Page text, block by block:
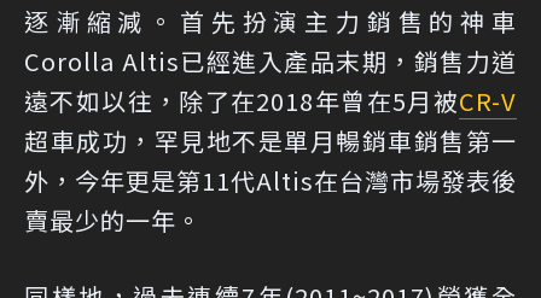
逐漸縮減。首先扮演主力銷售的神車
Corolla Altis已經進入產品末期，銷售力道
遠不如以往，除了在2018年曾在5月被CR-V
超車成功，罕見地不是單月暢銷車銷售第一
外，今年更是第11代Altis在台灣市場發表後
賣最少的一年。